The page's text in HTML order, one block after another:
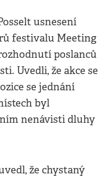
usnesení
festivalu Meeting
poslanců
Uvedli, že akce se
se jednání
byl
nenávisti dluhy
že chystaný